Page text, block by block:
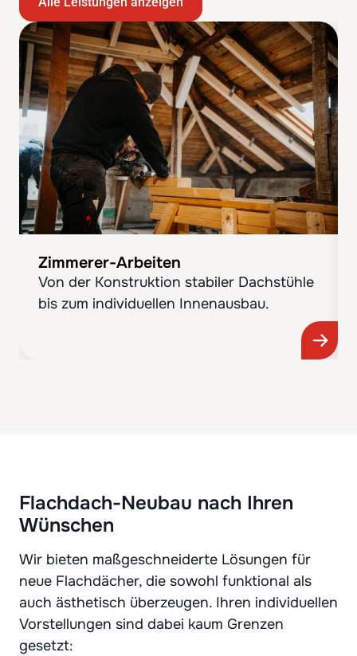
Zimmerer-Arbeiten
Von der Konstruktion stabiler Dachstühle
bis zum individuellen Innenausbau.
Flachdach-Neubau nach Ihren
Wünschen
Wir bieten maßgeschneiderte Lösungen für
neue Flachdächer, die sowohl funktional als
auch ästhetisch überzeugen. Ihren individuellen
Vorstellungen sind dabei kaum Grenzen
gesetzt: